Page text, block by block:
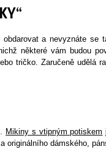
a nevyznáte se
některé vám budou
tričko. Zaručeně udělá
Mikiny s vtipným potiskem
dámského,